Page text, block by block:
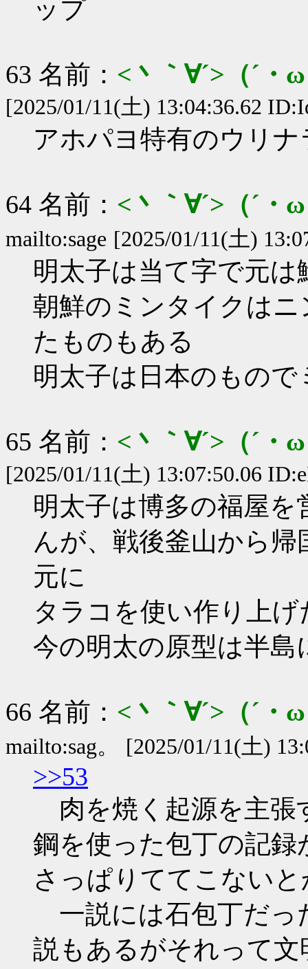
ップ
63 名前： <丶｀∀´>（´
[2025/01/11(土) 13:04:36.62
アホパヨ特有のウリ
64 名前： <丶｀∀´>（´
mailto:sage [2025/01/11(土)
明太子は当て字で元は
朝鮮のミンタイクは
たものもある
明太子は日本のもの
65 名前： <丶｀∀´>（´
[2025/01/11(土) 13:07:50.06
明太子は博多の福屋
んが、戦後釜山から
元に
タラコを使い作り上
今の明太の原型は半島
66 名前： <丶｀∀´>（´
mailto:sag。 [2025/01/11(土)
>>53
肉を焼く起源を主張
鋼を使った包丁の記録
さっぱりててこないと
一説には石包丁だっ
説もあるがそれって文